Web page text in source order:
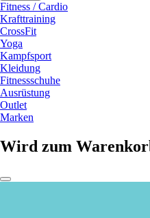
Fitness / Cardio
Krafttraining
CrossFit
Yoga
Kampfsport
Kleidung
Fitnessschuhe
Ausrüstung
Outlet
Marken
Wird zum